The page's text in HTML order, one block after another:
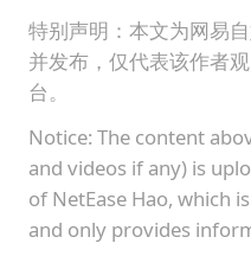
特别声明：本文为网易
并发布，仅代表该作者
台。
Notice: The content
and videos if any) is
of NetEase Hao, which
and only provides